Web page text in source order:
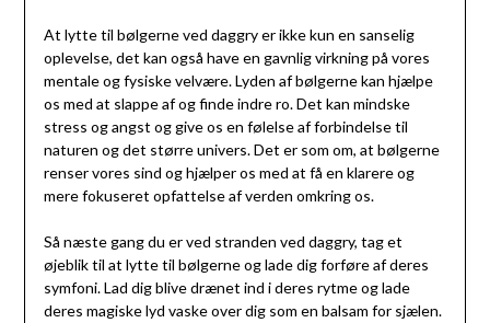
At lytte til bølgerne ved daggry er ikke kun en sanselig
oplevelse, det kan også have en gavnlig virkning på vores
mentale og fysiske velvære. Lyden af bølgerne kan hjælpe
os med at slappe af og finde indre ro. Det kan mindske
stress og angst og give os en følelse af forbindelse til
naturen og det større univers. Det er som om, at bølgerne
renser vores sind og hjælper os med at få en klarere og
mere fokuseret opfattelse af verden omkring os.
Så næste gang du er ved stranden ved daggry, tag et
øjeblik til at lytte til bølgerne og lade dig forføre af deres
symfoni. Lad dig blive drænet ind i deres rytme og lade
deres magiske lyd vaske over dig som en balsam for sjælen.